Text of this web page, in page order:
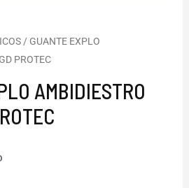
/ GUANTE EXPLO
PROTEC
AMBIDIESTRO